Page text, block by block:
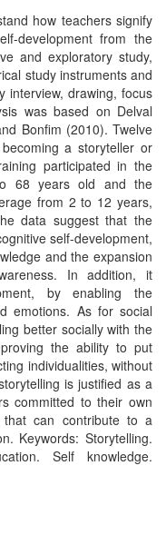
how teachers signify
development from the
and exploratory study,
study instruments and
interview, drawing, focus
was based on Delval
Bonfim (2010). Twelve
a storyteller or
participated in the
68 years old and the
from 2 to 12 years,
data suggest that the
self-development,
and the expansion
In addition, it
by enabling the
emotions. As for social
better socially with the
the ability to put
individualities, without
is justified as a
committed to their own
that can contribute to a
Keywords: Storytelling.
Self knowledge.